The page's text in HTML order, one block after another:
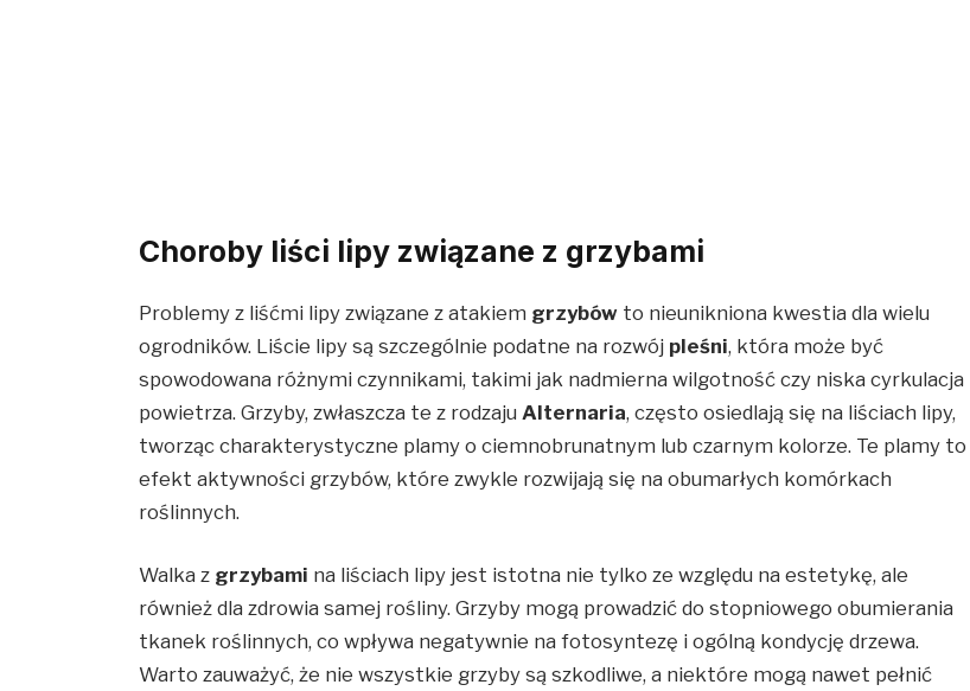
Choroby liści lipy związane z grzybami
Problemy z liśćmi lipy związane z atakiem grzybów to nieunikniona kwestia dla wielu
ogrodników. Liście lipy są szczególnie podatne na rozwój pleśni, która może być
spowodowana różnymi czynnikami, takimi jak nadmierna wilgotność czy niska cyrkulacja
powietrza. Grzyby, zwłaszcza te z rodzaju Alternaria, często osiedlają się na liściach lipy,
tworząc charakterystyczne plamy o ciemnobrunatnym lub czarnym kolorze. Te plamy to
efekt aktywności grzybów, które zwykle rozwijają się na obumarłych komórkach
roślinnych.
Walka z grzybami na liściach lipy jest istotna nie tylko ze względu na estetykę, ale
również dla zdrowia samej rośliny. Grzyby mogą prowadzić do stopniowego obumierania
tkanek roślinnych, co wpływa negatywnie na fotosyntezę i ogólną kondycję drzewa.
Warto zauważyć, że nie wszystkie grzyby są szkodliwe, a niektóre mogą nawet pełnić